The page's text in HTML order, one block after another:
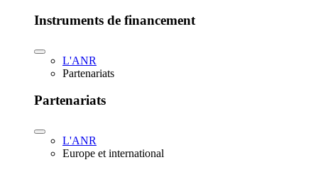
Instruments de financement
L'ANR
Partenariats
Partenariats
L'ANR
Europe et international